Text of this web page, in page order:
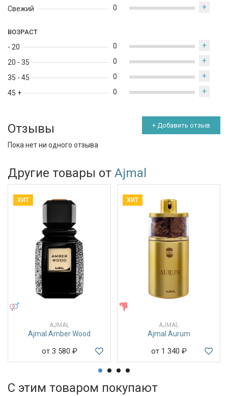
Свежий 0 +
ВОЗРАСТ
- 20
20 - 35
35 - 45
45 +
0 +
0 +
0 +
0 +
Отзывы + Добавить отзыв
Пока нет ни одного отзыва
Другие товары от Ajmal
ХИТ
AJMAL
Ajmal Amber Wood
от 3 580 ₽
ХИТ
AJMAL
Ajmal Aurum
от 1 340 ₽
С этим товаром покупают